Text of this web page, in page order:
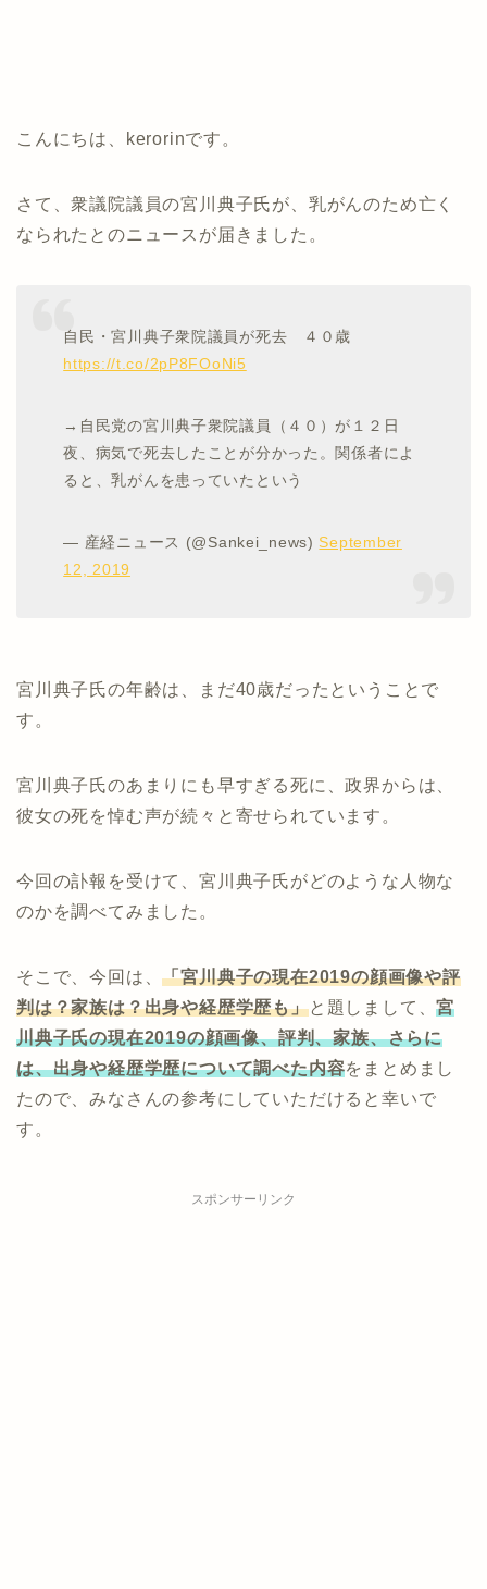
こんにちは、kerorinです。
さて、衆議院議員の宮川典子氏が、乳がんのため亡く
なられたとのニュースが届きました。
自民・宮川典子衆院議員が死去 ４０歳
https://t.co/2pP8FOoNi5
→自民党の宮川典子衆院議員（４０）が１２日
夜、病気で死去したことが分かった。関係者によ
ると、乳がんを患っていたという
— 産経ニュース (@Sankei_news) September
12, 2019
宮川典子氏の年齢は、まだ40歳だったということで
す。
宮川典子氏のあまりにも早すぎる死に、政界からは、
彼女の死を悼む声が続々と寄せられています。
今回の訃報を受けて、宮川典子氏がどのような人物な
のかを調べてみました。
そこで、今回は、「宮川典子の現在2019の顔画像や評
判は？家族は？出身や経歴学歴も」と題しまして、宮
川典子氏の現在2019の顔画像、評判、家族、さらに
は、出身や経歴学歴について調べた内容をまとめまし
たので、みなさんの参考にしていただけると幸いで
す。
スポンサーリンク